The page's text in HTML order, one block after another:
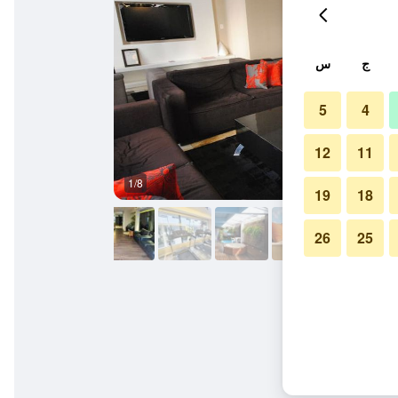
1/8
ج س
4
5
11
12
18
19
25
26